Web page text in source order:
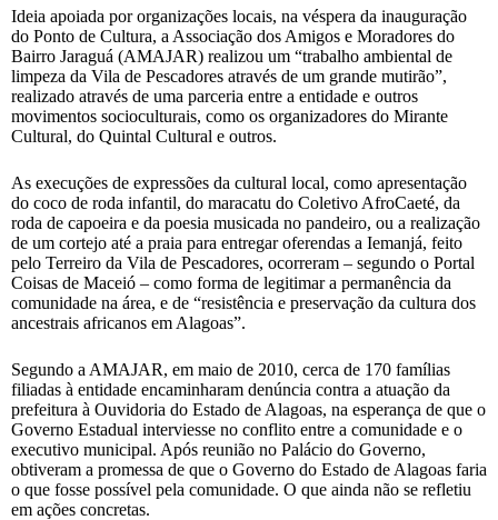
Ideia apoiada por organizações locais, na véspera da inauguração
do Ponto de Cultura, a Associação dos Amigos e Moradores do
Bairro Jaraguá (AMAJAR) realizou um “trabalho ambiental de
limpeza da Vila de Pescadores através de um grande mutirão”,
realizado através de uma parceria entre a entidade e outros
movimentos socioculturais, como os organizadores do Mirante
Cultural, do Quintal Cultural e outros.
As execuções de expressões da cultural local, como apresentação
do coco de roda infantil, do maracatu do Coletivo AfroCaeté, da
roda de capoeira e da poesia musicada no pandeiro, ou a realização
de um cortejo até a praia para entregar oferendas a Iemanjá, feito
pelo Terreiro da Vila de Pescadores, ocorreram – segundo o Portal
Coisas de Maceió – como forma de legitimar a permanência da
comunidade na área, e de “resistência e preservação da cultura dos
ancestrais africanos em Alagoas”.
Segundo a AMAJAR, em maio de 2010, cerca de 170 famílias
filiadas à entidade encaminharam denúncia contra a atuação da
prefeitura à Ouvidoria do Estado de Alagoas, na esperança de que o
Governo Estadual interviesse no conflito entre a comunidade e o
executivo municipal. Após reunião no Palácio do Governo,
obtiveram a promessa de que o Governo do Estado de Alagoas faria
o que fosse possível pela comunidade. O que ainda não se refletiu
em ações concretas.